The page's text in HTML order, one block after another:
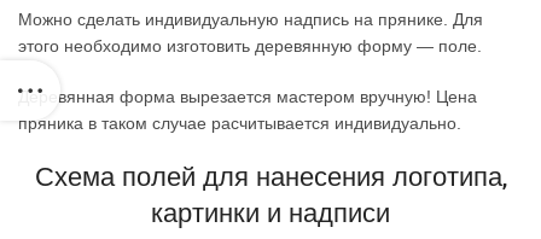
Можно сделать индивидуальную надпись на прянике. Для
этого необходимо изготовить деревянную форму — поле.
Деревянная форма вырезается мастером вручную! Цена
пряника в таком случае расчитывается индивидуально.
Схема полей для нанесения логотипа,
картинки и надписи